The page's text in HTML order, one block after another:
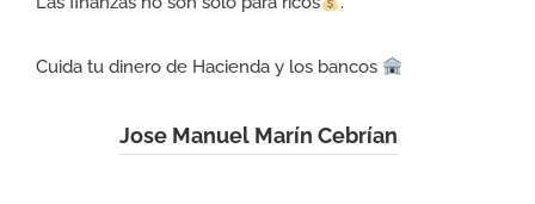
Cuida tu dinero de Hacienda y los bancos
Jose Manuel Marín Cebrían